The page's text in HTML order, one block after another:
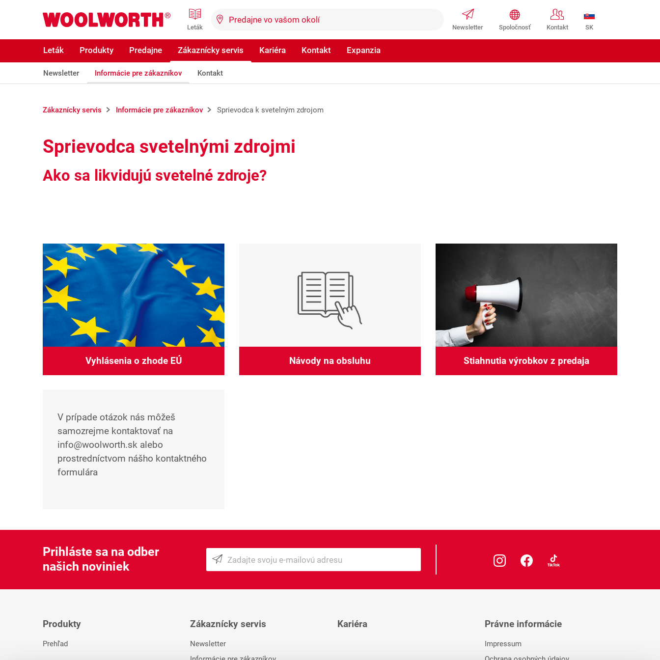
Woolworth GmbH SK
Leták Newsletter Spoločnosť Kontakt
Leták Produkty Predajne Zákaznícky servis Kariéra Kontakt Expanzia
Newsletter Informácie pre zákazníkov Kontakt
Zákaznícky servis Informácie pre zákazníkov Sprievodca k svetelným zdrojom
Sprievodca svetelnými zdrojmi
Ako sa likvidujú svetelné zdroje?
Vyhlásenia o zhode EÚ Návody na obsluhu Stiahnutia výrobkov z predaja
V prípade otázok nás môžeš
samozrejme kontaktovať na
info@woolworth.sk alebo
prostredníctvom nášho kontaktného
formulára
Prihláste sa na odber
našich noviniek
Produkty
Prehľad
Zákaznícky servis
Newsletter
Kariéra Právne informácie
Impressum